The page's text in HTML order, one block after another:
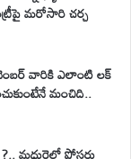
మరోసారి చర్చ
వారికి ఎలాంటి లక్
మంచిది..
మధురైలో పోస్టర్లు